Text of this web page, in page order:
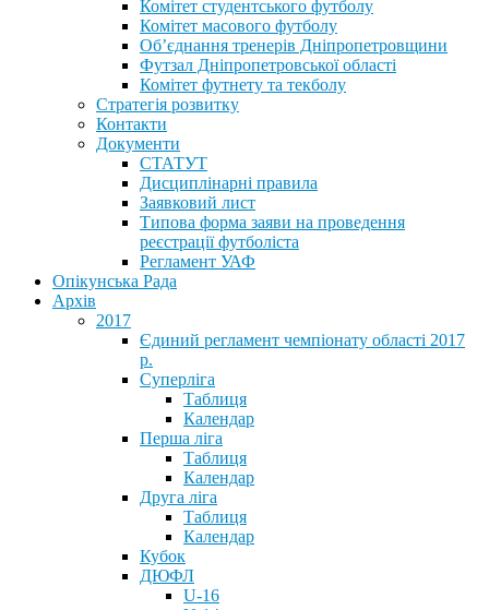
Комітет студентського футболу
Комітет масового футболу
Обʼєднання тренерів Дніпропетровщини
Футзал Дніпропетровської області
Комітет футнету та текболу
Стратегія розвитку
Контакти
Документи
СТАТУТ
Дисциплінарні правила
Заявковий лист
Типова форма заяви на проведення
реєстрації футболіста
Регламент УАФ
Опікунська Рада
Архів
2017
Єдиний регламент чемпіонату області 2017
р.
Суперліга
Таблиця
Календар
Перша ліга
Таблиця
Календар
Друга ліга
Таблиця
Календар
Кубок
ДЮФЛ
U-16